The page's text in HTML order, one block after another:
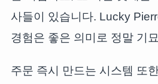
사들이 있습니다. Lucky
경험은 좋은 의미로 정말 기
주문 즉시 만드는 시스템 또